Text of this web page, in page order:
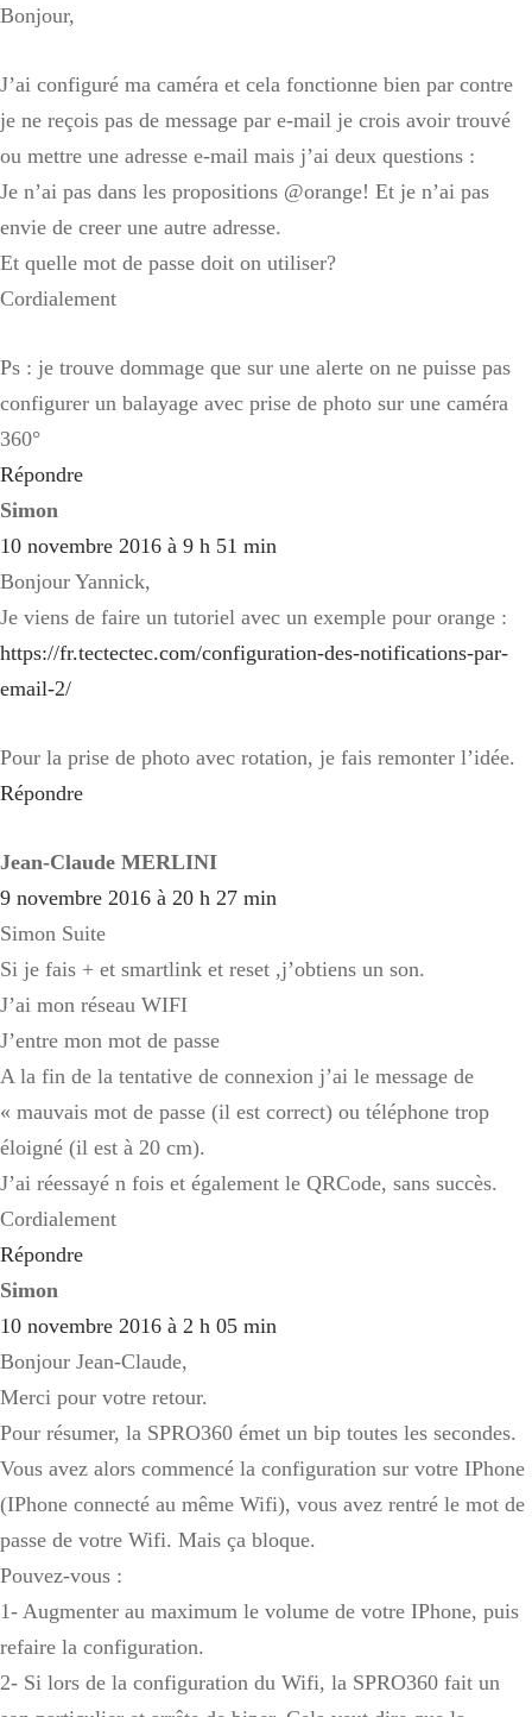
Bonjour,
J’ai configuré ma caméra et cela fonctionne bien par contre
je ne reçois pas de message par e-mail je crois avoir trouvé
ou mettre une adresse e-mail mais j’ai deux questions :
Je n’ai pas dans les propositions @orange! Et je n’ai pas
envie de creer une autre adresse.
Et quelle mot de passe doit on utiliser?
Cordialement
Ps : je trouve dommage que sur une alerte on ne puisse pas
configurer un balayage avec prise de photo sur une caméra
360°
Répondre
Simon
10 novembre 2016 à 9 h 51 min
Bonjour Yannick,
Je viens de faire un tutoriel avec un exemple pour orange :
https://fr.tectectec.com/configuration-des-notifications-par-
email-2/
Pour la prise de photo avec rotation, je fais remonter l’idée.
Répondre
Jean-Claude MERLINI
9 novembre 2016 à 20 h 27 min
Simon Suite
Si je fais + et smartlink et reset ,j’obtiens un son.
J’ai mon réseau WIFI
J’entre mon mot de passe
A la fin de la tentative de connexion j’ai le message de
« mauvais mot de passe (il est correct) ou téléphone trop
éloigné (il est à 20 cm).
J’ai réessayé n fois et également le QRCode, sans succès.
Cordialement
Répondre
Simon
10 novembre 2016 à 2 h 05 min
Bonjour Jean-Claude,
Merci pour votre retour.
Pour résumer, la SPRO360 émet un bip toutes les secondes.
Vous avez alors commencé la configuration sur votre IPhone
(IPhone connecté au même Wifi), vous avez rentré le mot de
passe de votre Wifi. Mais ça bloque.
Pouvez-vous :
1- Augmenter au maximum le volume de votre IPhone, puis
refaire la configuration.
2- Si lors de la configuration du Wifi, la SPRO360 fait un